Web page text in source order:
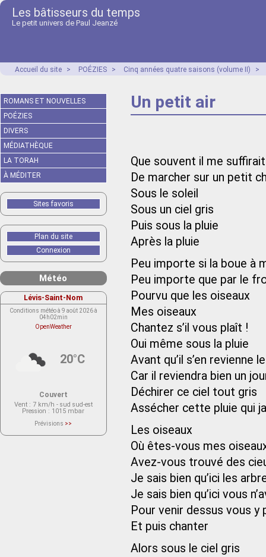
Les bâtisseurs du temps
Le petit univers de Paul Jeanzé
Accueil du site > POÉZIES > Cinq années quatre saisons (volume II) >
Un petit air
Que souvent il me suffirait
De marcher sur un petit
Sous le soleil
Sous un ciel gris
Puis sous la pluie
Après la pluie
Peu importe si la boue à
Peu importe que par le
Pourvu que les oiseaux
Mes oiseaux
Chantez s’il vous plaît !
Oui même sous la pluie
Avant qu’il s’en revienne
Car il reviendra bien un
Déchirer ce ciel tout gris
Assécher cette pluie qui
Les oiseaux
Où êtes-vous mes
Avez-vous trouvé des
Je sais bien qu’ici les
Je sais bien qu’ici vous
Pour venir dessus vous
Et puis chanter
Alors sous le ciel gris
ROMANS ET NOUVELLES
POÉZIES
DIVERS
MÉDIATHÈQUE
LA TORAH
À MÉDITER
Sites favoris
Plan du site
Connexion
Météo
Lévis-Saint-Nom
Conditions météo à 9 août 2026 à
04h02min
OpenWeather
20°C
Couvert
Vent : 7 km/h - sud sud-est
Pression : 1015 mbar
Prévisions >>
actuellement aucune prévision